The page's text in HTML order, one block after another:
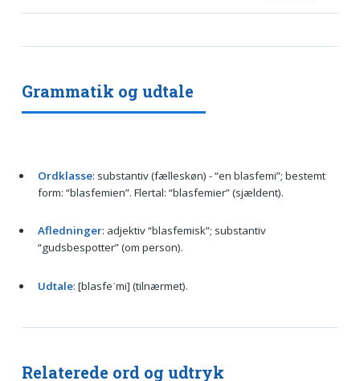
Grammatik og udtale
Ordklasse: substantiv (fælleskøn) - “en blasfemi”; bestemt
form: “blasfemien”. Flertal: “blasfemier” (sjældent).
Afledninger: adjektiv “blasfemisk”; substantiv
“gudsbespotter” (om person).
Udtale: [blasfeˈmi] (tilnærmet).
Relaterede ord og udtryk